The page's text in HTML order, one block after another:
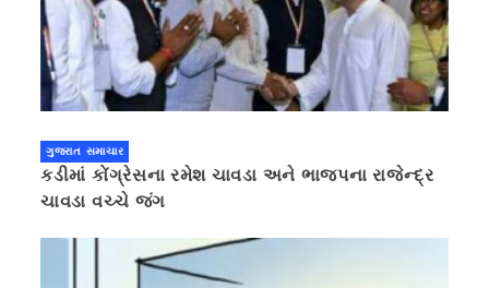
ગુજરાત સમાચાર
કડીમાં કોંગ્રેસના રમેશ ચાવડા અને ભાજપના રાજેન્દ્ર
ચાવડા વચ્ચે જંગ